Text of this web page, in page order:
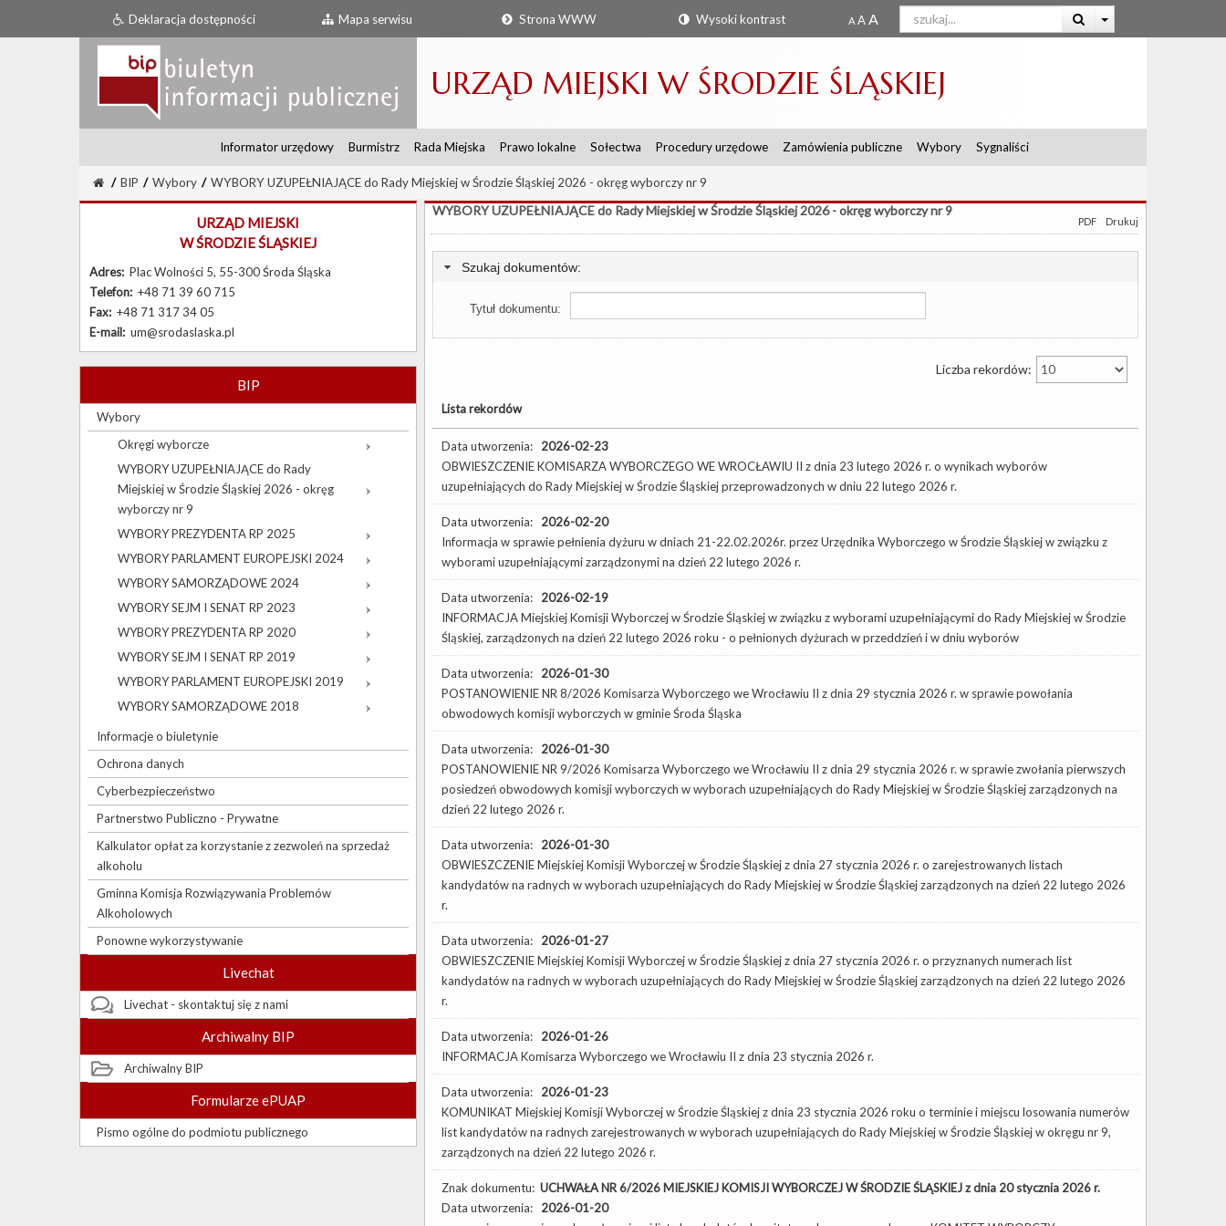
Deklaracja dostępności Mapa serwisu Strona WWW Wysoki kontrast
URZĄD MIEJSKI W ŚRODZIE ŚLĄSKIEJ
Informator urzędowy Burmistrz Rada Miejska Prawo lokalne Sołectwa Procedury urzędowe Zamówienia publiczne Wybory Sygnaliści
/ BIP / Wybory / WYBORY UZUPEŁNIAJĄCE do Rady Miejskiej w Środzie Śląskiej 2026 - okręg wyborczy nr 9
URZĄD MIEJSKI
W ŚRODZIE ŚLĄSKIEJ
Adres: Plac Wolności 5, 55-300 Środa Śląska
Telefon: +48 71 39 60 715
Fax: +48 71 317 34 05
E-mail: um@srodaslaska.pl
BIP
Wybory
Okręgi wyborcze
WYBORY UZUPEŁNIAJĄCE do Rady
Miejskiej w Środzie Śląskiej 2026 - okręg
wyborczy nr 9
WYBORY PREZYDENTA RP 2025
WYBORY PARLAMENT EUROPEJSKI 2024
WYBORY SAMORZĄDOWE 2024
WYBORY SEJM I SENAT RP 2023
WYBORY PREZYDENTA RP 2020
WYBORY SEJM I SENAT RP 2019
WYBORY PARLAMENT EUROPEJSKI 2019
WYBORY SAMORZĄDOWE 2018
Informacje o biuletynie
Ochrona danych
Cyberbezpieczeństwo
Partnerstwo Publiczno - Prywatne
Kalkulator opłat za korzystanie z zezwoleń na sprzedaż
alkoholu
Gminna Komisja Rozwiązywania Problemów
Alkoholowych
Ponowne wykorzystywanie
Livechat
Livechat - skontaktuj się z nami
Archiwalny BIP
Archiwalny BIP
Formularze ePUAP
Pismo ogólne do podmiotu publicznego
Drukuj
PDF
WYBORY UZUPEŁNIAJĄCE do Rady Miejskiej w Środzie Śląskiej 2026 - okręg wyborczy nr 9
Szukaj dokumentów:
Tytuł dokumentu:
Liczba rekordów:
Lista rekordów
Data utworzenia: 2026-02-23
OBWIESZCZENIE KOMISARZA WYBORCZEGO WE WROCŁAWIU II z dnia 23 lutego 2026 r. o wynikach wyborów
uzupełniających do Rady Miejskiej w Środzie Śląskiej przeprowadzonych w dniu 22 lutego 2026 r.
Data utworzenia: 2026-02-20
Informacja w sprawie pełnienia dyżuru w dniach 21-22.02.2026r. przez Urzędnika Wyborczego w Środzie Śląskiej w związku z
wyborami uzupełniającymi zarządzonymi na dzień 22 lutego 2026 r.
Data utworzenia: 2026-02-19
INFORMACJA Miejskiej Komisji Wyborczej w Środzie Śląskiej w związku z wyborami uzupełniającymi do Rady Miejskiej w Środzie
Śląskiej, zarządzonych na dzień 22 lutego 2026 roku - o pełnionych dyżurach w przeddzień i w dniu wyborów
Data utworzenia: 2026-01-30
POSTANOWIENIE NR 8/2026 Komisarza Wyborczego we Wrocławiu II z dnia 29 stycznia 2026 r. w sprawie powołania
obwodowych komisji wyborczych w gminie Środa Śląska
Data utworzenia: 2026-01-30
POSTANOWIENIE NR 9/2026 Komisarza Wyborczego we Wrocławiu II z dnia 29 stycznia 2026 r. w sprawie zwołania pierwszych
posiedzeń obwodowych komisji wyborczych w wyborach uzupełniających do Rady Miejskiej w Środzie Śląskiej zarządzonych na
dzień 22 lutego 2026 r.
Data utworzenia: 2026-01-30
OBWIESZCZENIE Miejskiej Komisji Wyborczej w Środzie Śląskiej z dnia 27 stycznia 2026 r. o zarejestrowanych listach
kandydatów na radnych w wyborach uzupełniających do Rady Miejskiej w Środzie Śląskiej zarządzonych na dzień 22 lutego 2026
r.
Data utworzenia: 2026-01-27
OBWIESZCZENIE Miejskiej Komisji Wyborczej w Środzie Śląskiej z dnia 27 stycznia 2026 r. o przyznanych numerach list
kandydatów na radnych w wyborach uzupełniających do Rady Miejskiej w Środzie Śląskiej zarządzonych na dzień 22 lutego 2026
r.
Data utworzenia: 2026-01-26
INFORMACJA Komisarza Wyborczego we Wrocławiu II z dnia 23 stycznia 2026 r.
Data utworzenia: 2026-01-23
KOMUNIKAT Miejskiej Komisji Wyborczej w Środzie Śląskiej z dnia 23 stycznia 2026 roku o terminie i miejscu losowania numerów
list kandydatów na radnych zarejestrowanych w wyborach uzupełniających do Rady Miejskiej w Środzie Śląskiej w okręgu nr 9,
zarządzonych na dzień 22 lutego 2026 r.
Znak dokumentu: UCHWAŁA NR 6/2026 MIEJSKIEJ KOMISJI WYBORCZEJ W ŚRODZIE ŚLĄSKIEJ z dnia 20 stycznia 2026 r.
Data utworzenia: 2026-01-20